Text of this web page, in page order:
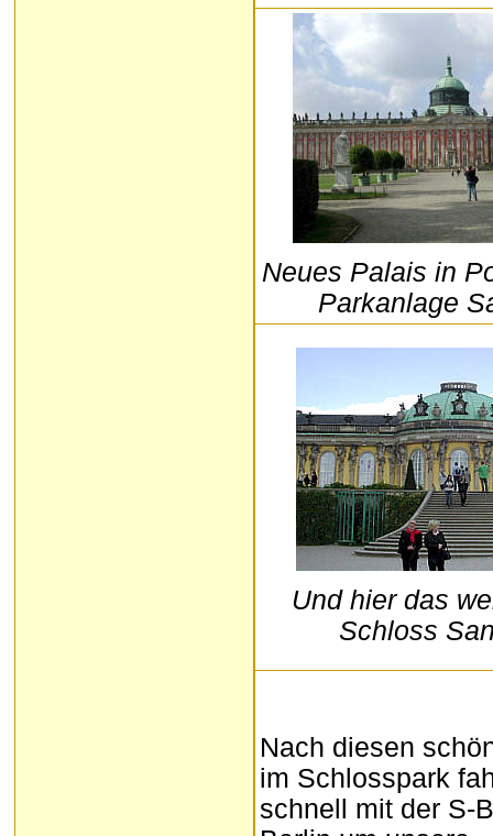
Neues Palais in
Parkanlage
Und hier das
Schloss
Nach diesen
im Schlosspark
schnell mit der S-